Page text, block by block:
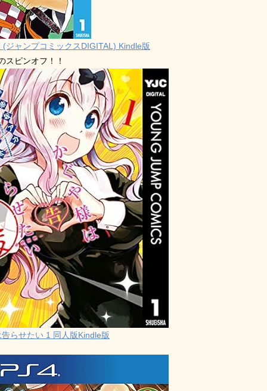
(ジャンプコミックスDIGITAL) Kindle版
スピンオフ！！
らせたい 1 同人版Kindle版